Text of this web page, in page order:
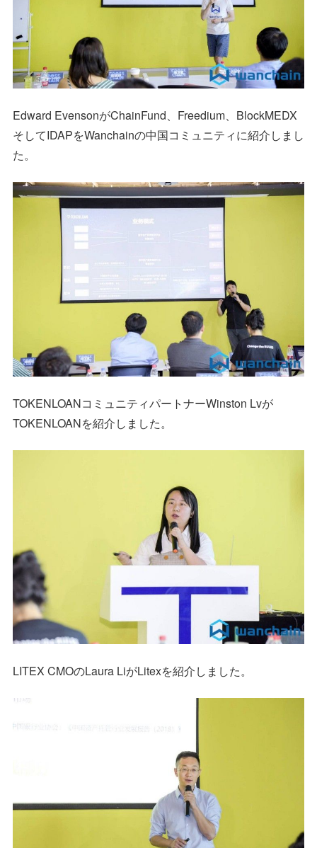
Edward EvensonがChainFund、Freedium、BlockMEDX
そしてIDAPをWanchainの中国コミュニティに紹介しまし
た。
TOKENLOANコミュニティパートナーWinston Lvが
TOKENLOANを紹介しました。
LITEX CMOのLaura LiがLitexを紹介しました。